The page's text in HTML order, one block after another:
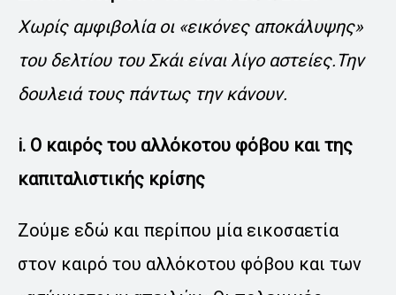
Χωρίς αμφιβολία οι «εικόνες αποκάλυψης»
του δελτίου του Σκάι είναι λίγο αστείες.Την
δουλειά τους πάντως την κάνουν.
i. Ο καιρός του αλλόκοτου φόβου και της
καπιταλιστικής κρίσης
Ζούμε εδώ και περίπου μία εικοσαετία
στον καιρό του αλλόκοτου φόβου και των